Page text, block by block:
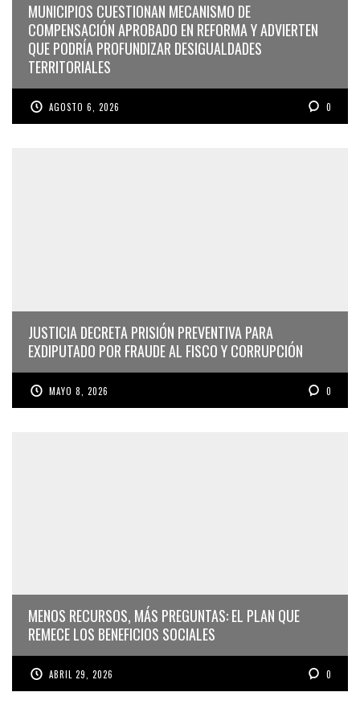
MUNICIPIOS CUESTIONAN MECANISMO DE
COMPENSACIÓN APROBADO EN REFORMA Y ADVIERTEN
QUE PODRÍA PROFUNDIZAR DESIGUALDADES
TERRITORIALES
AGOSTO 6, 2026 0
JUSTICIA DECRETA PRISIÓN PREVENTIVA PARA
EXDIPUTADO POR FRAUDE AL FISCO Y CORRUPCIÓN
MAYO 8, 2026 0
MENOS RECURSOS, MÁS PREGUNTAS: EL PLAN QUE
REMECE LOS BENEFICIOS SOCIALES
ABRIL 29, 2026 0